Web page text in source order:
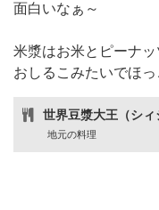
面白いなぁ～
米漿はお米とピーナッ
おしるこみたいでほっ
世界豆漿大王（シィ
地元の料理